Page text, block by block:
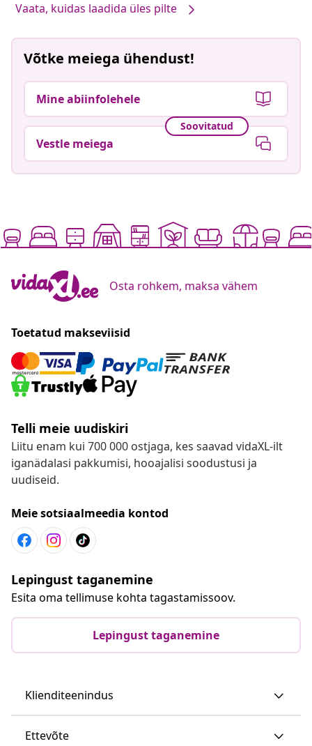
Vaata, kuidas laadida üles pilte
Võtke meiega ühendust!
Mine abiinfolehele
Soovitatud
Vestle meiega
Osta rohkem, maksa vähem
Toetatud makseviisid
Telli meie uudiskiri
Liitu enam kui 700 000 ostjaga, kes saavad vidaXL-ilt
iganädalasi pakkumisi, hooajalisi soodustusi ja
uudiseid.
Meie sotsiaalmeedia kontod
Lepingust taganemine
Esita oma tellimuse kohta tagastamissoov.
Lepingust taganemine
Klienditeenindus
Ettevõte